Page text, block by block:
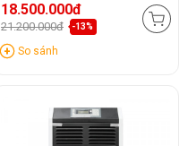
18.500.000đ
21.200.000đ -13%
So sánh